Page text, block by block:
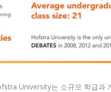
University는 소규모 학급과